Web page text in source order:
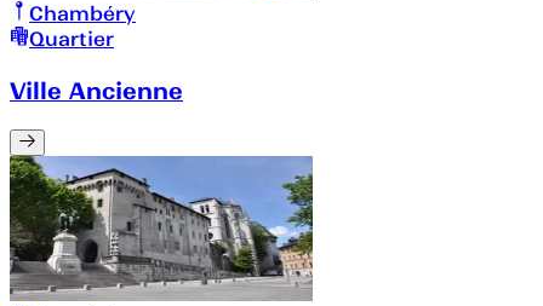
Chambéry
Quartier
Ville Ancienne